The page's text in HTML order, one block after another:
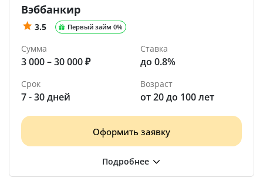
Вэббанкир
3.5 Первый займ 0%
Сумма
3 000 – 30 000 ₽
Ставка
до 0.8%
Срок
7 - 30 дней
Возраст
от 20 до 100 лет
Оформить заявку